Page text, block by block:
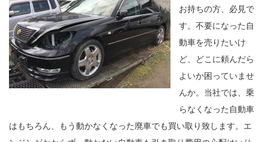
お持ちの方、必見で
す。不要になった自
動車を売りたいけ
ど、どこに頼んだら
よいか困っていませ
んか。当社では、乗
らなくなった自動車
はもちろん、もう動かなくなった廃車でも買い取り致します。エ